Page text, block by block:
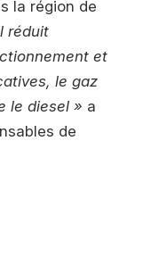
la région de
réduit
et
le gaz
le diesel » a
de